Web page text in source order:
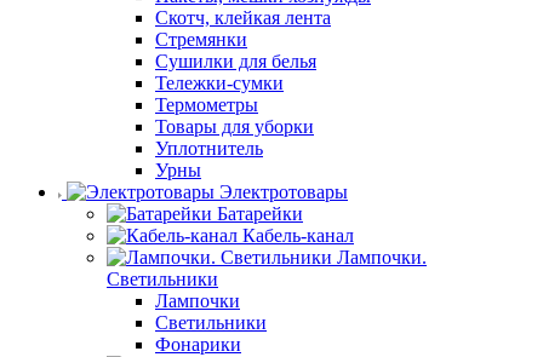
Скотч, клейкая лента
Стремянки
Сушилки для белья
Тележки-сумки
Термометры
Товары для уборки
Уплотнитель
Урны
Электротовары
Батарейки
Кабель-канал
Лампочки.
Светильники
Лампочки
Светильники
Фонарики